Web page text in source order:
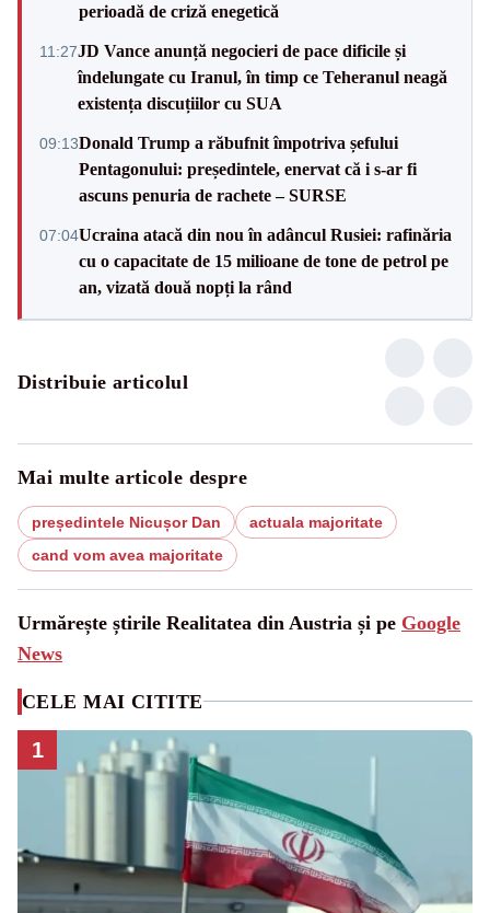
perioadă de criză enegetică
11:27JD Vance anunță negocieri de pace dificile și
îndelungate cu Iranul, în timp ce Teheranul neagă
existența discuțiilor cu SUA
09:13Donald Trump a răbufnit împotriva șefului
Pentagonului: președintele, enervat că i s-ar fi
ascuns penuria de rachete – SURSE
07:04Ucraina atacă din nou în adâncul Rusiei: rafinăria
cu o capacitate de 15 milioane de tone de petrol pe
an, vizată două nopți la rând
Distribuie articolul
Mai multe articole despre
președintele Nicușor Dan
actuala majoritate
cand vom avea majoritate
Urmărește știrile Realitatea din Austria și pe Google
News
CELE MAI CITITE
1